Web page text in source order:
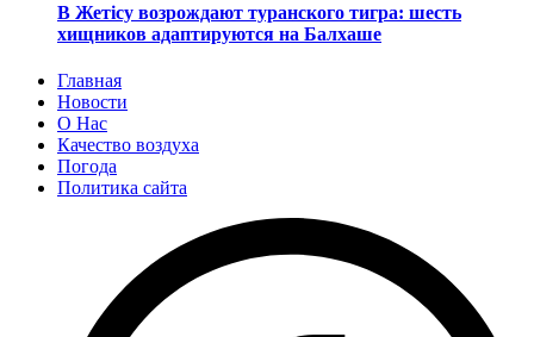
В Жетісу возрождают туранского тигра: шесть
хищников адаптируются на Балхаше
Главная
Новости
О Нас
Качество воздуха
Погода
Политика сайта